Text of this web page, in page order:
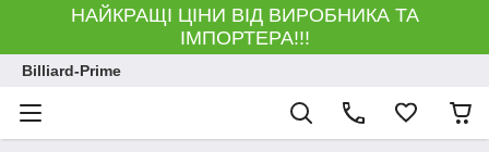
НАЙКРАЩІ ЦІНИ ВІД ВИРОБНИКА ТА
ІМПОРТЕРА!!!
Billiard-Prime